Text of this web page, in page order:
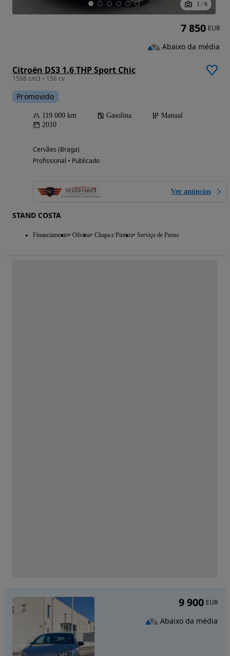
1 / 6
Citroën DS3 1.6 THP Sport Chic
1598 cm3 • 156 cv
Promovido
119 000 km Gasolina
Manual
2010
Cervães (Braga)
Profissional • Publicado
Ver anúncios
STAND COSTA
Financiamento Oficina Chapa e Pintura Serviço de Pneus
7 850 EUR
Abaixo da média
9 900 EUR
Abaixo da média